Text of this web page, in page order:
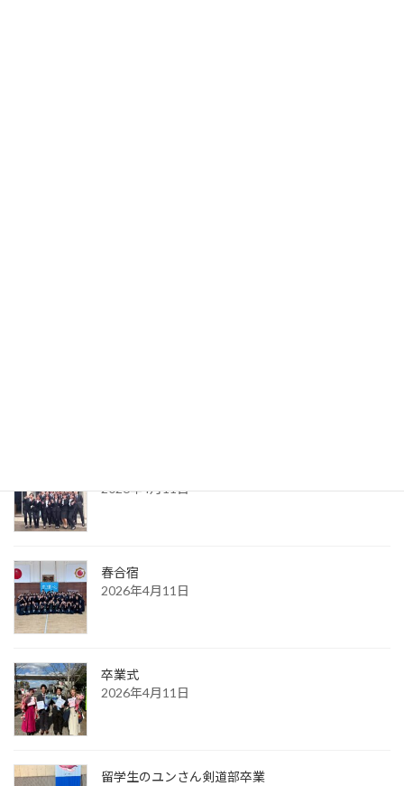
2026年4月11日
春合宿
2026年4月11日
卒業式
2026年4月11日
留学生のユンさん剣道部卒業